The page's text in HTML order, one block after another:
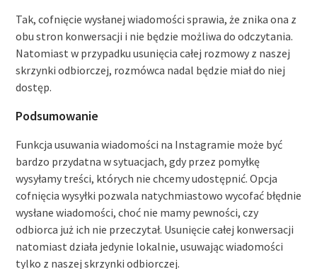
Tak, cofnięcie wysłanej wiadomości sprawia, że znika ona z
obu stron konwersacji i nie będzie możliwa do odczytania.
Natomiast w przypadku usunięcia całej rozmowy z naszej
skrzynki odbiorczej, rozmówca nadal będzie miał do niej
dostęp.
Podsumowanie
Funkcja usuwania wiadomości na Instagramie może być
bardzo przydatna w sytuacjach, gdy przez pomyłkę
wysyłamy treści, których nie chcemy udostępnić. Opcja
cofnięcia wysyłki pozwala natychmiastowo wycofać błędnie
wysłane wiadomości, choć nie mamy pewności, czy
odbiorca już ich nie przeczytał. Usunięcie całej konwersacji
natomiast działa jedynie lokalnie, usuwając wiadomości
tylko z naszej skrzynki odbiorczej.